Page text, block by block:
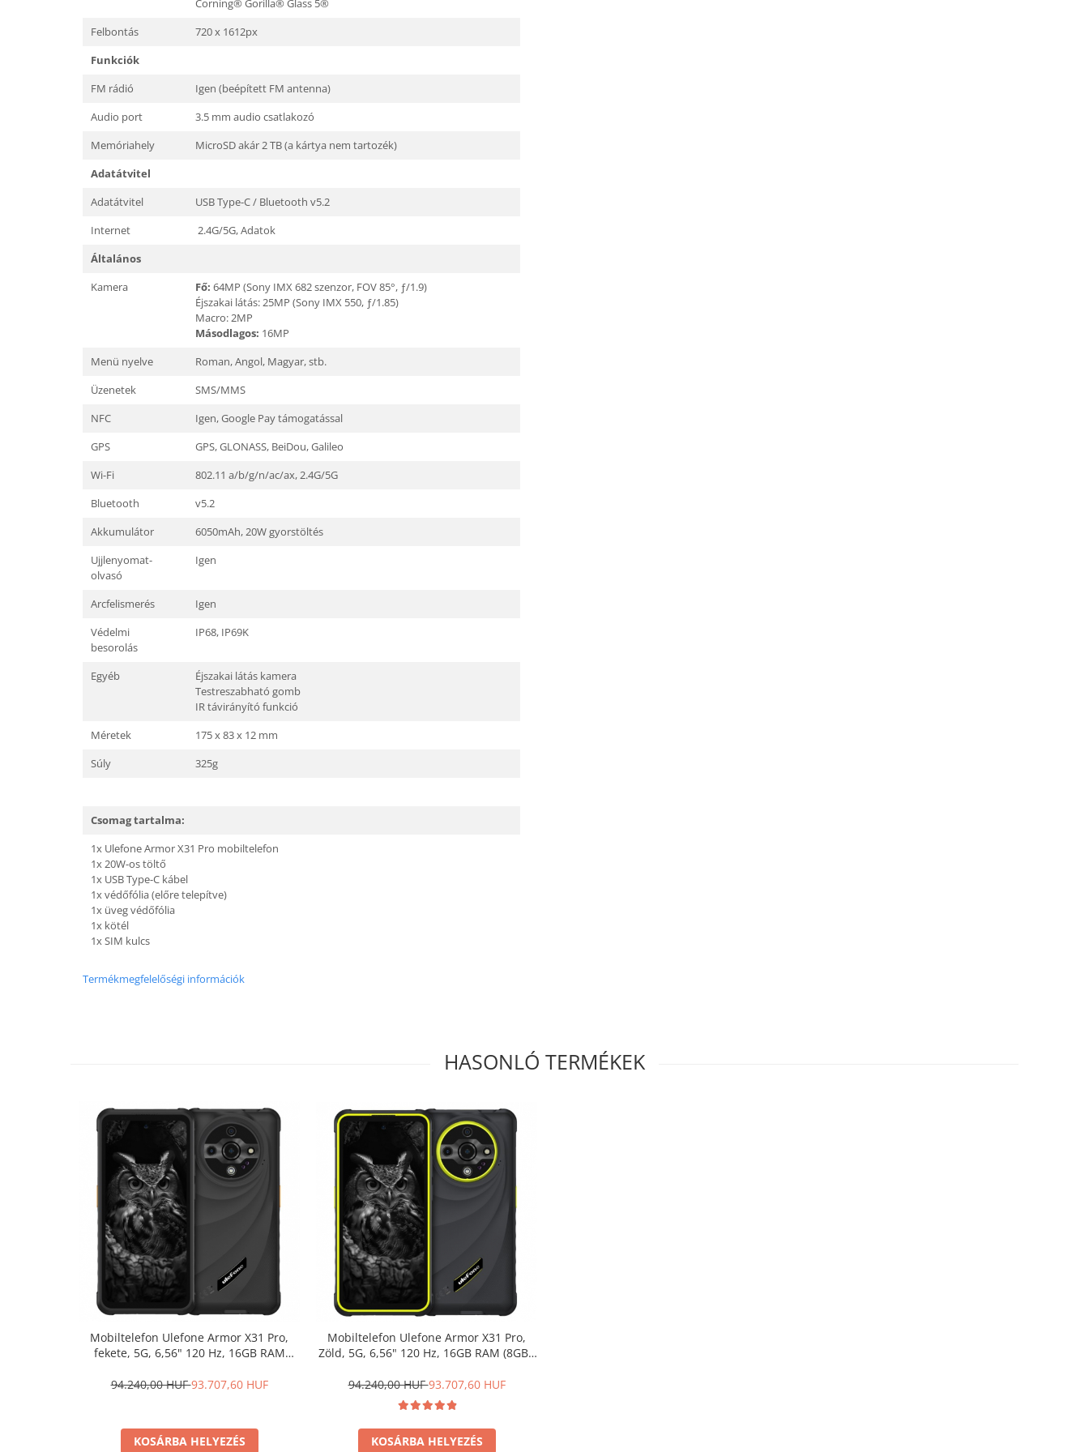
Corning® Gorilla® Glass 5®
Felbontás
720 x 1612px
Funkciók
FM rádió
Igen (beépített FM antenna)
Audio port
3.5 mm audio csatlakozó
Memóriahely
MicroSD akár 2 TB (a kártya nem tartozék)
Adatátvitel
Adatátvitel
USB Type-C / Bluetooth v5.2
Internet
2.4G/5G, Adatok
Általános
Kamera
Fő: 64MP (Sony IMX 682 szenzor, FOV 85°, ƒ/1.9)
Éjszakai látás: 25MP (Sony IMX 550, ƒ/1.85)
Macro: 2MP
Másodlagos: 16MP
Menü nyelve
Roman, Angol, Magyar, stb.
Üzenetek
SMS/MMS
NFC
Igen, Google Pay támogatással
GPS
GPS, GLONASS, BeiDou, Galileo
Wi-Fi
802.11 a/b/g/n/ac/ax, 2.4G/5G
Bluetooth
v5.2
Akkumulátor
6050mAh, 20W gyorstöltés
Ujjlenyomat-
olvasó
Igen
Arcfelismerés
Igen
Védelmi
besorolás
IP68, IP69K
Egyéb
Éjszakai látás kamera
Testreszabható gomb
IR távirányító funkció
Méretek
175 x 83 x 12 mm
Súly
325g
Csomag tartalma:
1x Ulefone Armor X31 Pro mobiltelefon
1x 20W-os töltő
1x USB Type-C kábel
1x védőfólia (előre telepítve)
1x üveg védőfólia
1x kötél
1x SIM kulcs
Termékmegfelelőségi információk
HASONLÓ TERMÉKEK
Mobiltelefon Ulefone Armor X31 Pro,
fekete, 5G, 6,56" 120 Hz, 16GB RAM
Android 14, Éjjellátó kamera 25 MP,
94.240,00 HUF93.707,60 HUF
KOSÁRBA HELYEZÉS
Mobiltelefon Ulefone Armor X31 Pro,
Zöld, 5G, 6,56" 120 Hz, 16GB RAM (8GB+
Éjjellátó kamera 25 MP, 6050 mAh, Dual
SIM
94.240,00 HUF93.707,60 HUF
KOSÁRBA HELYEZÉS